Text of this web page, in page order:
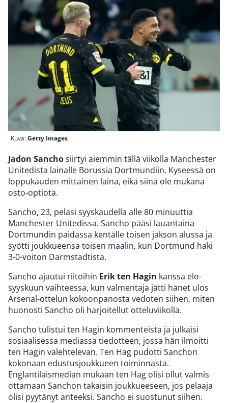
Kuva:Getty Images
Jadon Sanchosiirtyi aiemmin tällä viikolla Manchester
Unitedista lainalle Borussia Dortmundiin. Kyseessä on
loppukauden mittainen laina, eikä siinä ole mukana
osto-optiota.
Sancho, 23, pelasi syyskaudella alle 80 minuuttia
Manchester Unitedissa. Sancho pääsi lauantaina
Dortmundin paidassa kentälle toisen jakson alussa ja
syötti joukkueensa toisen maalin, kun Dortmund haki
3-0-voiton Darmstadtista.
Sancho ajautui riitoihin Erik ten Hagin kanssa elo-
syyskuun vaihteessa, kun valmentaja jätti hänet ulos
Arsenal-ottelun kokoonpanosta vedoten siihen, miten
huonosti Sancho oli harjoitellut otteluviikolla.
Sancho tulistui ten Hagin kommenteista ja julkaisi
sosiaalisessa mediassa tiedotteen, jossa hän ilmoitti
ten Hagin valehtelevan. Ten Hag pudotti Sanchon
kokonaan edustusjoukkueen toiminnasta.
Englantilaismedian mukaan ten Hag olisi ollut valmis
ottamaan Sanchon takaisin joukkueeseen, jos pelaaja
olisi pyytänyt anteeksi. Sancho ei suostunut siihen.